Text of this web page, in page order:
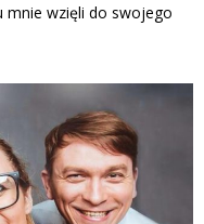
mnie wzięli do swojego